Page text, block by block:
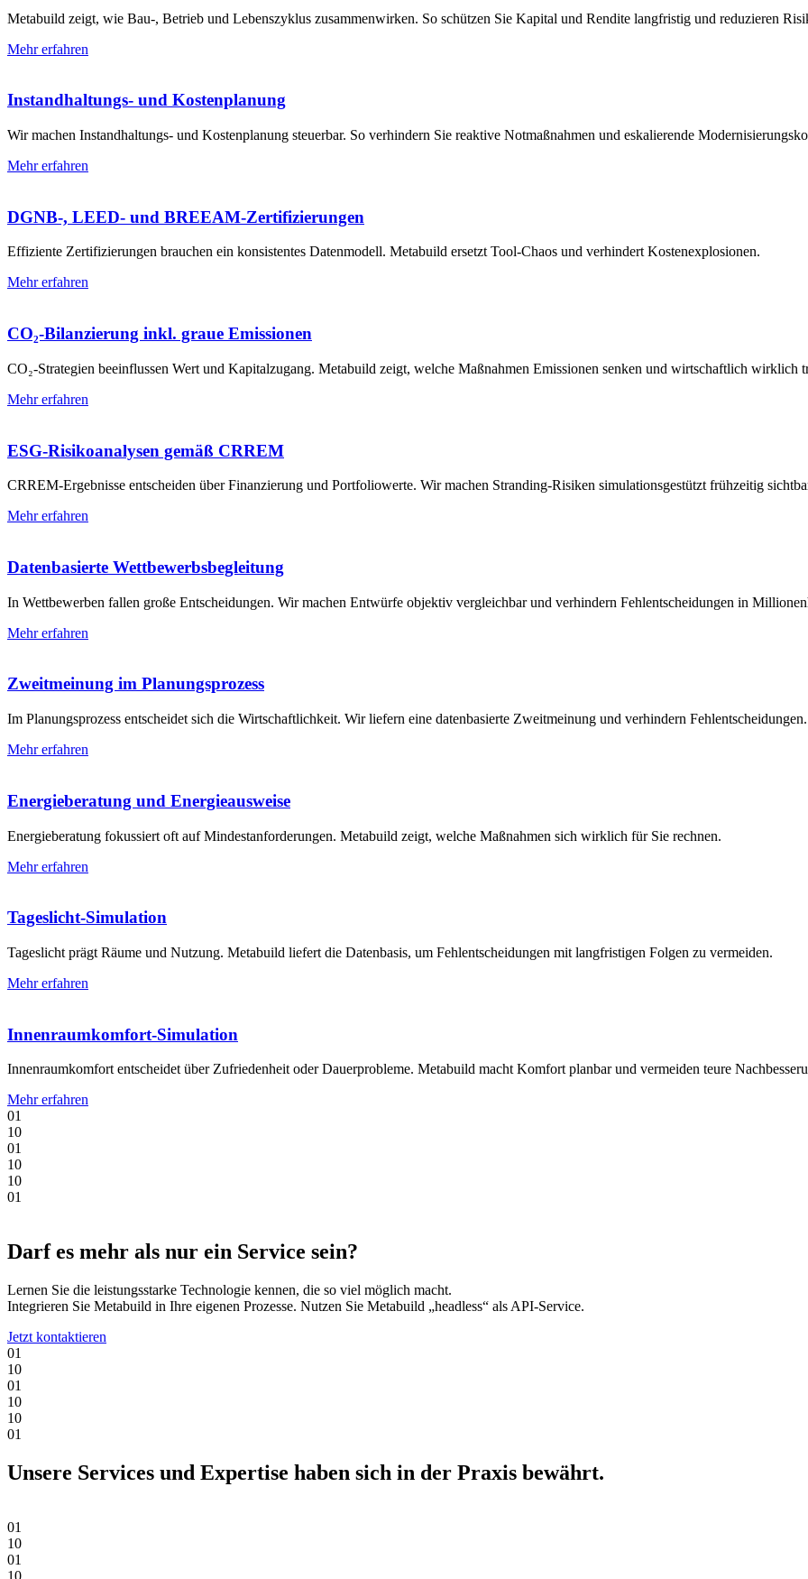
Metabuild zeigt, wie Bau-, Betrieb und Lebenszyklus zusammenwirken. So schützen Sie Kapital und Rendite langfristig und reduzieren
Mehr erfahren
Instandhaltungs- und Kosten­planung
Wir machen Instandhaltungs- und Kostenplanung steuerbar. So verhindern Sie reaktive Notmaßnahmen und eskalierende
Mehr erfahren
DGNB-, LEED- und BREEAM-Zertifizierungen
Effiziente Zertifizierungen brauchen ein konsistentes Datenmodell. Metabuild ersetzt Tool-Chaos und verhindert Kostenexplosionen.
Mehr erfahren
CO₂-Bilanzierung inkl. graue Emissionen
CO₂-Strategien beeinflussen Wert und Kapitalzugang. Metabuild zeigt, welche Maßnahmen Emissionen senken und wirtschaftlich wirklich
Mehr erfahren
ESG-Risikoanalysen gemäß CRREM
CRREM-Ergebnisse entscheiden über Finanzierung und Portfoliowerte. Wir machen Stranding-Risiken simulationsgestützt frühzeitig
Mehr erfahren
Datenbasierte Wettbewerbs­begleitung
In Wettbewerben fallen große Entscheidungen. Wir machen Entwürfe objektiv vergleichbar und verhindern Fehlentscheidungen in
Mehr erfahren
Zweitmeinung im Planungs­prozess
Im Planungsprozess entscheidet sich die Wirtschaftlichkeit. Wir liefern eine datenbasierte Zweitmeinung und verhindern Fehlentscheidungen.
Mehr erfahren
Energieberatung und Energie­ausweise
Energieberatung fokussiert oft auf Mindest­anforderungen. Metabuild zeigt, welche Maßnahmen sich wirklich für Sie rechnen.
Mehr erfahren
Tageslicht-Simulation
Tageslicht prägt Räume und Nutzung. Metabuild liefert die Datenbasis, um Fehlentscheidungen mit langfristigen Folgen zu vermeiden.
Mehr erfahren
Innenraum­komfort-Simulation
Innenraumkomfort entscheidet über Zufriedenheit oder Dauerprobleme. Metabuild macht Komfort planbar und vermeiden teure
Mehr erfahren
01
10
01
10
10
01
Darf es mehr als nur ein Service sein?
Lernen Sie die leistungsstarke Technologie kennen, die so viel möglich macht.
Integrieren Sie Metabuild in Ihre eigenen Prozesse. Nutzen Sie Metabuild „headless“ als API-Service.
Jetzt kontaktieren
01
10
01
10
10
01
Unsere Services und Expertise haben sich in der Praxis bewährt.
01
10
01
10